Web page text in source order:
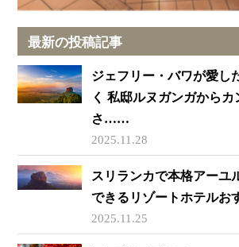
最新の投稿記事
ジェフリー・バワが愛し
く 私邸ルヌガンガから
さ……
2025.11.28
スリランカで本格アーユ
できるリゾートホテルお
2025.11.25